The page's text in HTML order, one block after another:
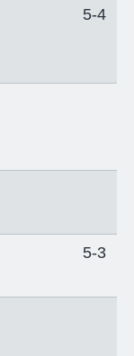
5-4
5-3